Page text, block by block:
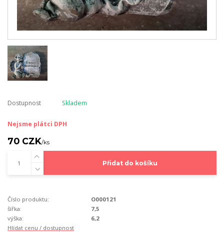
Dostupnost Skladem
Nejsme plátci DPH
70 CZK/ks
Přidat do košíku
Číslo produktu:
O000121
šířka:
7,5
výška:
6,2
Hlídat cenu / dostupnost